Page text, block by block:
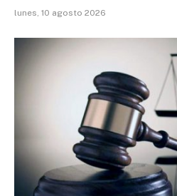
lunes, 10 agosto 2026